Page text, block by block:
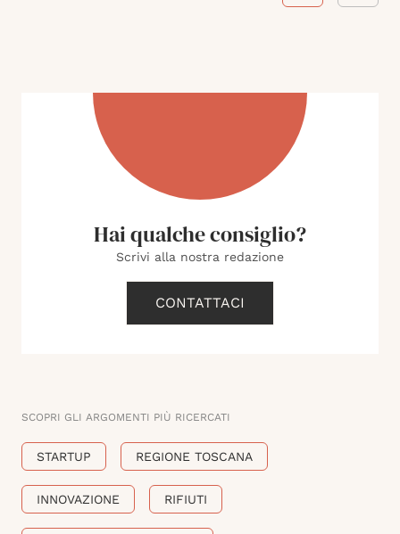
Hai qualche consiglio?
Scrivi alla nostra redazione
CONTATTACI
SCOPRI GLI ARGOMENTI PIÙ RICERCATI
STARTUP REGIONE TOSCANA
INNOVAZIONE RIFIUTI